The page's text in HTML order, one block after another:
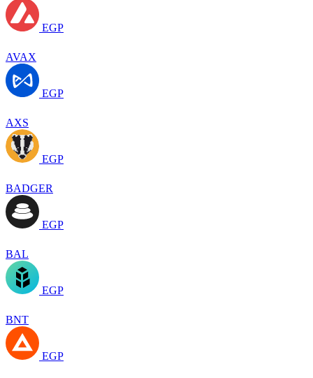
EGP
AVAX
EGP
AXS
EGP
BADGER
EGP
BAL
EGP
BNT
EGP